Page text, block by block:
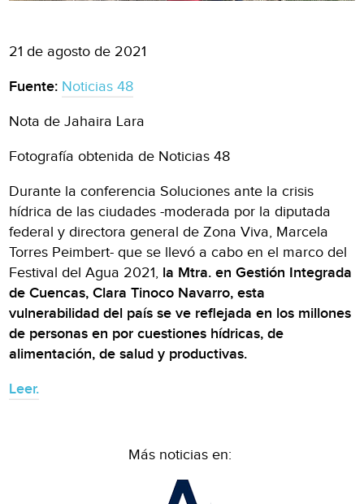
21 de agosto de 2021
Fuente: Noticias 48
Nota de Jahaira Lara
Fotografía obtenida de Noticias 48
Durante la conferencia Soluciones ante la crisis
hídrica de las ciudades -moderada por la diputada
federal y directora general de Zona Viva, Marcela
Torres Peimbert- que se llevó a cabo en el marco del
Festival del Agua 2021, la Mtra. en Gestión Integrada
de Cuencas, Clara Tinoco Navarro, esta
vulnerabilidad del país se ve reflejada en los millones
de personas en por cuestiones hídricas, de
alimentación, de salud y productivas.
Leer.
Más noticias en: